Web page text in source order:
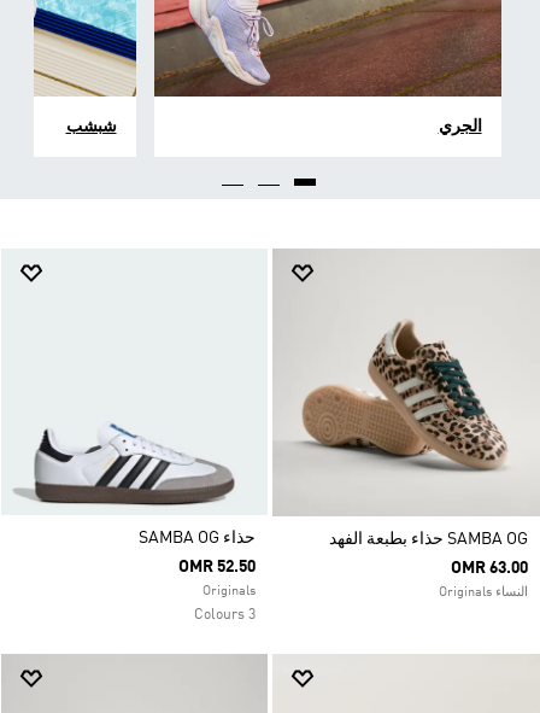
الجري شبشب
SAMBA OG حذاء بطبعة الفهد
OMR 63.00
النساء Originals
حذاء SAMBA OG
OMR 52.50
Originals
3 Colours